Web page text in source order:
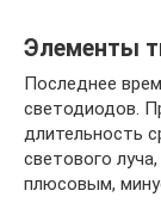
Элементы
Последнее
светодиодов.
длительность
светового
плюсовым,